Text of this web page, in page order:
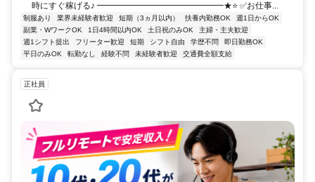
時にすぐ稼げる♪ ━━━━━━━━━━━━━━━★⭐ ✅お仕事...
制服あり 業界未経験者歓迎 短期（3ヵ月以内） 扶養内勤務OK
週1日からOK
副業・WワークOK
1日4時間以内OK 土日祝のみOK
主婦・主夫歓迎
週1シフト提出
フリーター歓迎 短期 シフト自由 学歴不問
即日勤務OK
平日のみOK
転勤なし 経験不問 未経験者歓迎 交通費全額支給
正社員